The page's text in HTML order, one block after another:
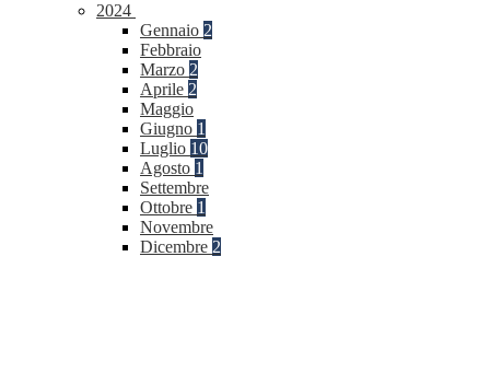
2024
Gennaio 2
Febbraio
Marzo 2
Aprile 2
Maggio
Giugno 1
Luglio 10
Agosto 1
Settembre
Ottobre 1
Novembre
Dicembre 2